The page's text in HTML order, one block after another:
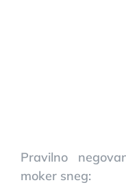
Pravilno
moker sneg: